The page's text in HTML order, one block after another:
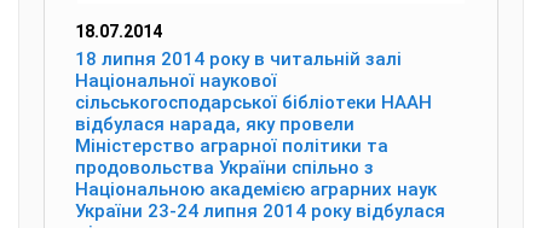
18.07.2014
18 липня 2014 року в читальній залі
Національної наукової
сільськогосподарської бібліотеки НААН
відбулася нарада, яку провели
Міністерство аграрної політики та
продовольства України спільно з
Національною академією аграрних наук
України 23-24 липня 2014 року відбулася